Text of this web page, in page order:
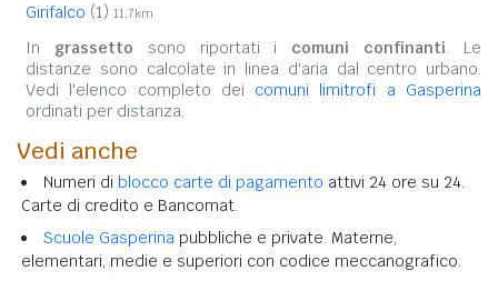
Girifalco (1) 11,7km
In grassetto sono riportati i comuni confinanti. Le
distanze sono calcolate in linea d'aria dal centro urbano.
Vedi l'elenco completo dei comuni limitrofi a Gasperina
ordinati per distanza.
Vedi anche
Numeri di blocco carte di pagamento attivi 24 ore su 24.
Carte di credito e Bancomat.
Scuole Gasperina pubbliche e private. Materne,
elementari, medie e superiori con codice meccanografico.